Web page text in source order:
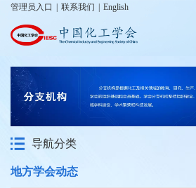
管理员入口 联系我们 English
导航分类
地方学会动态